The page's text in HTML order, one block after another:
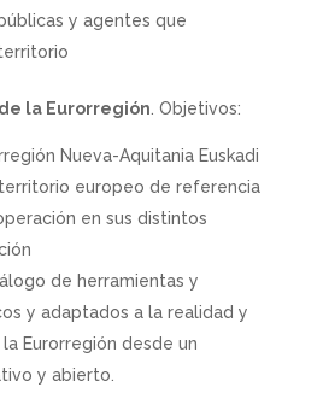
y agentes que
la Eurorregión . Objetivos:
Nueva-Aquitania Euskadi
europeo de referencia
en sus distintos
de herramientas y
y adaptados a la realidad y
Eurorregión desde un
y abierto.